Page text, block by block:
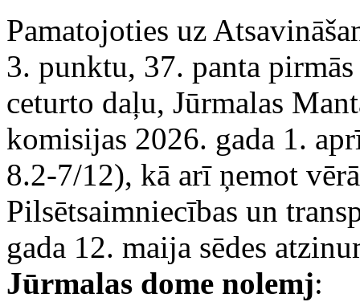
Pamatojoties uz
3. punktu, 37. panta
ceturto daļu, Jūrmalas
komisijas 2026. gada 1.
8.2-7/12), kā arī ņemot
Pilsētsaimniecības un
gada 12. maija sēdes
Jūrmalas dome nolemj: